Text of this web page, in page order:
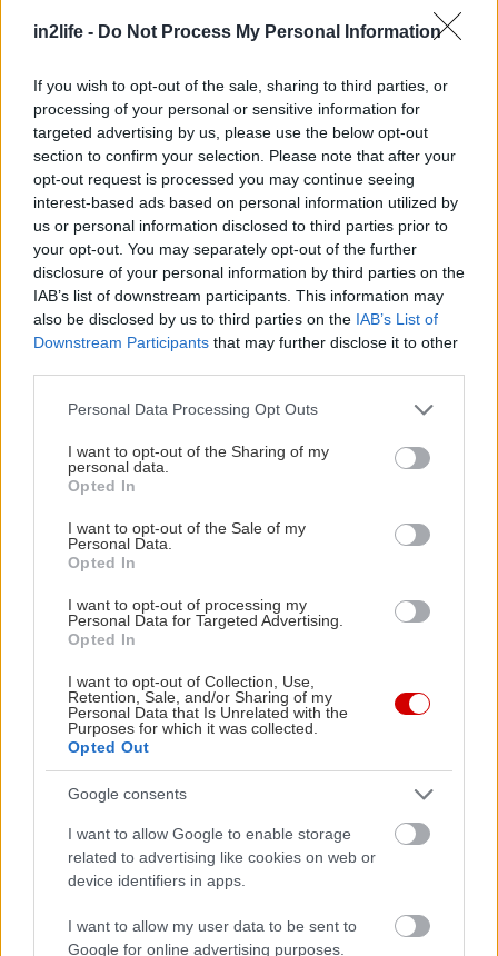
in2life - Do Not Process My Personal Information
If you wish to opt-out of the sale, sharing to third parties, or
processing of your personal or sensitive information for
targeted advertising by us, please use the below opt-out
section to confirm your selection. Please note that after your
opt-out request is processed you may continue seeing
interest-based ads based on personal information utilized by
us or personal information disclosed to third parties prior to
your opt-out. You may separately opt-out of the further
disclosure of your personal information by third parties on the
IAB’s list of downstream participants. This information may
also be disclosed by us to third parties on the IAB’s List of
Downstream Participants that may further disclose it to other
Please note that this website/app uses one or more Google
not limited to your visit or usage behaviour. You may click to
grant or deny consent to Google and its third-party tags to
use your data for below specified purposes in below Google
consent section.
Personal Data Processing Opt Outs
I want to opt-out of the Sharing of my
personal data.
Opted In
I want to opt-out of the Sale of my
Personal Data.
Opted In
I want to opt-out of processing my
Personal Data for Targeted Advertising.
Opted In
I want to opt-out of Collection, Use,
Retention, Sale, and/or Sharing of my
Personal Data that Is Unrelated with the
Purposes for which it was collected.
Opted Out
Google consents
I want to allow Google to enable storage
related to advertising like cookies on web or
device identifiers in apps.
I want to allow my user data to be sent to
Google for online advertising purposes.